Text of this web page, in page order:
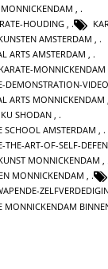
HOUDING
AMSTERDAM
ARTS AMSTERDAM
MONNICKENDAM
DEMONSTRATION-VIDEO
ARTS MONNICKENDAM ,
SHODAN ,
SCHOOL AMSTERDAM ,
THE-ART-OF-SELF-
MONNICKENDAM ,
MONNICKENDAM ,
MONNICKENDAM